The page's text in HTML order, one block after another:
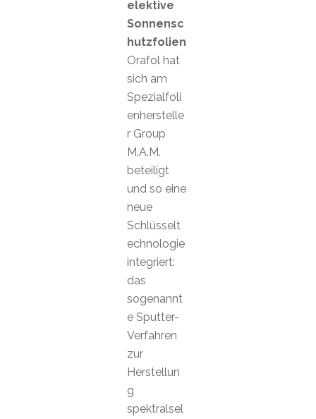
elektive
Sonnensc
hutzfolien
Orafol hat
sich am
Spezialfoli
enherstelle
r Group
M.A.M.
beteiligt
und so eine
neue
Schlüsselt
echnologie
integriert:
das
sogenannt
e Sputter-
Verfahren
zur
Herstellun
g
spektralsel